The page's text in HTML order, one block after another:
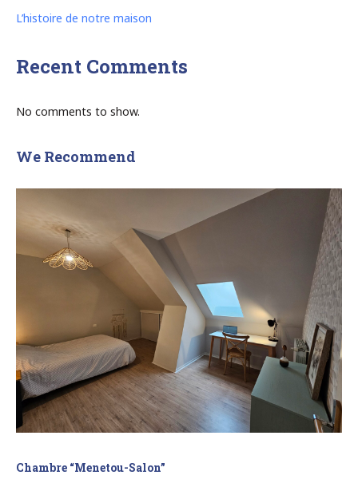
L’histoire de notre maison
Recent Comments
No comments to show.
We Recommend
Chambre “Menetou-Salon”